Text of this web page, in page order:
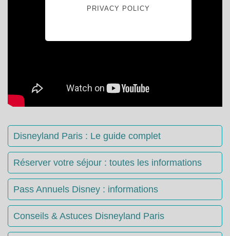
Disneyland Paris : Le guide complet
Réserver votre séjour : toutes les informations
Pass Annuels Disney : informations
Conseils & Astuces Disneyland Paris
PRIVACY POLICY